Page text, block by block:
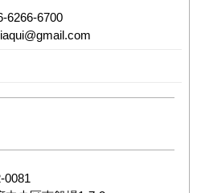
6266-6700
0081